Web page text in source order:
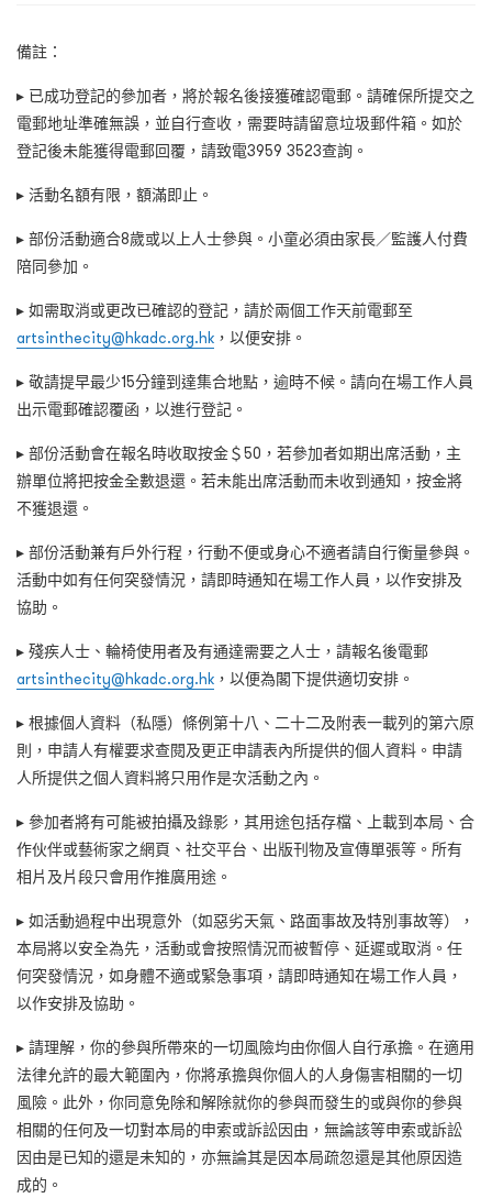
備註：
▸ 已成功登記的參加者，將於報名後接獲確認電郵。請確保所提交之
電郵地址準確無誤，並自行查收，需要時請留意垃圾郵件箱。如於
登記後未能獲得電郵回覆，請致電3959 3523查詢。
▸ 活動名額有限，額滿即止。
▸ 部份活動適合8歲或以上人士參與。小童必須由家長／監護人付費
陪同參加。
▸ 如需取消或更改已確認的登記，請於兩個工作天前電郵至
artsinthecity@hkadc.org.hk ，以便安排。
▸ 敬請提早最少15分鐘到達集合地點，逾時不候。請向在場工作人員
出示電郵確認覆函，以進行登記。
▸ 部份活動會在報名時收取按金＄50，若參加者如期出席活動，主
辦單位將把按金全數退還。若未能出席活動而未收到通知，按金將
不獲退還。
▸ 部份活動兼有戶外行程，行動不便或身心不適者請自行衡量參與。
活動中如有任何突發情況，請即時通知在場工作人員，以作安排及
協助。
▸ 殘疾人士、輪椅使用者及有通達需要之人士，請報名後電郵
artsinthecity@hkadc.org.hk ，以便為閣下提供適切安排。
▸ 根據個人資料（私隱）條例第十八、二十二及附表一載列的第六原
則，申請人有權要求查閱及更正申請表內所提供的個人資料。申請
人所提供之個人資料將只用作是次活動之內。
▸ 參加者將有可能被拍攝及錄影，其用途包括存檔、上載到本局、合
作伙伴或藝術家之網頁、社交平台、出版刊物及宣傳單張等。所有
相片及片段只會用作推廣用途。
▸ 如活動過程中出現意外（如惡劣天氣、路面事故及特別事故等），
本局將以安全為先，活動或會按照情況而被暫停、延遲或取消。任
何突發情況，如身體不適或緊急事項，請即時通知在場工作人員，
以作安排及協助。
▸ 請理解，你的參與所帶來的一切風險均由你個人自行承擔。在適用
法律允許的最大範圍內，你將承擔與你個人的人身傷害相關的一切
風險。此外，你同意免除和解除就你的參與而發生的或與你的參與
相關的任何及一切對本局的申索或訴訟因由，無論該等申索或訴訟
因由是已知的還是未知的，亦無論其是因本局疏忽還是其他原因造
成的。